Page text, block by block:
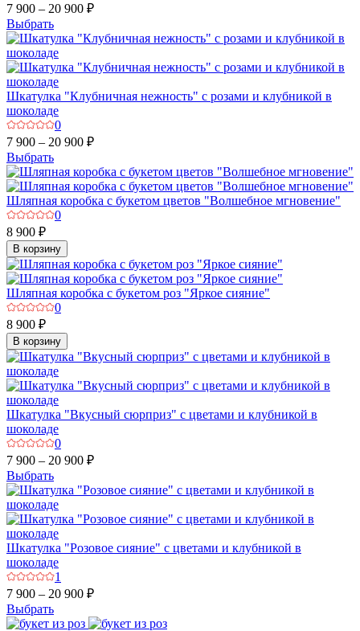
7 900 – 20 900 ₽
Выбрать
Шкатулка "Клубничная нежность" с розами и клубникой в
шоколаде
0
7 900 – 20 900 ₽
Выбрать
Шляпная коробка с букетом цветов "Волшебное мгновение"
0
8 900 ₽
В корзину
Шляпная коробка с букетом роз "Яркое сияние"
0
8 900 ₽
В корзину
Шкатулка "Вкусный сюрприз" с цветами и клубникой в
шоколаде
0
7 900 – 20 900 ₽
Выбрать
Шкатулка "Розовое сияние" с цветами и клубникой в
шоколаде
1
7 900 – 20 900 ₽
Выбрать